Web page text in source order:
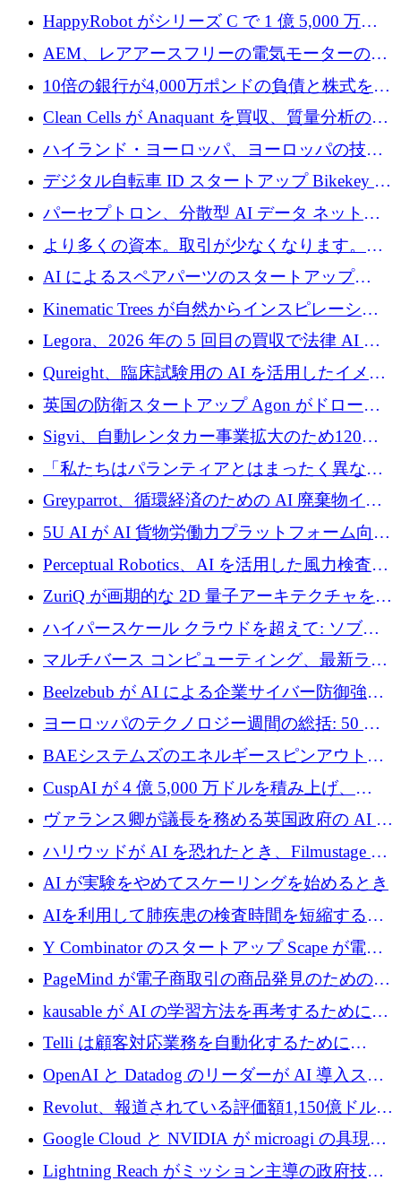
に 600 万ユーロを調達
HappyRobot がシリーズ C で 1 億 5,000 万ド
ルを獲得し、企業運営向けにエージェント AI
を拡張
AEM、レアアースフリーの電気モーターの革
新を加速するために1,600万ポンドを確保
10倍の銀行が4,000万ポンドの負債と株式を調
達
Clean Cells が Anaquant を買収、質量分析の専
門知識によるバイオ医薬品の品質管理を拡大
ハイランド・ヨーロッパ、ヨーロッパの技術
規模拡大を支援するために11億ユーロのファ
ンドVIを閉鎖
デジタル自転車 ID スタートアップ Bikekey が
TÖNNJES への投資を確保
パーセプトロン、分散型 AI データ ネットワ
ークの構築に 650 万ドルを調達
より多くの資本。取引が少なくなります。
2026 年上半期がヨーロッパのテクノロジーに
ついて語ること
AI によるスペアパーツのスタートアップ
Intropy が 1,100 万ドルを調達
Kinematic Trees が自然からインスピレーショ
ンを得たロボット ソフトウェアを拡張するた
めに 58 万 5,000 ポンドを調達
Legora、2026 年の 5 回目の買収で法律 AI ス
タートアップ Wexler を買収
Qureight、臨床試験用の AI を活用したイメー
ジング プラットフォームを拡張するためにシ
リーズ B で 2,000 万ドルを確保
英国の防衛スタートアップ Agon がドローン
攻撃に対抗する仮想戦場を構築、3,000 万ドル
を調達
Sigvi、自動レンタカー事業拡大のため120万
ユーロを調達
「私たちはパランティアとはまったく異なる
会社です」とフランス人の「控えめな」後任
者は言う
Greyparrot、循環経済のための AI 廃棄物イン
テリジェンスを拡張するためにシリーズ B で
2,700 万ドルを確保
5U AI が AI 貨物労働力プラットフォーム向け
に 320 万ドルのプレシードを獲得
Perceptual Robotics、AI を活用した風力検査の
規模拡大に向けて 400 万ポンド以上を確保
ZuriQ が画期的な 2D 量子アーキテクチャを拡
張するために 2,550 万ドルを調達
ハイパースケール クラウドを超えて: ソブリ
ン コンピューティングに対する DFINITY の
ビジョン
マルチバース コンピューティング、最新ラウ
ンドで最大 5 億 7,000 万ドルを目標
Beelzebub が AI による企業サイバー防御強化
のために 300 万ユーロを調達
ヨーロッパのテクノロジー週間の総括: 50 以
上の取引に 10 億ユーロ以上を投資
BAEシステムズのエネルギースピンアウト原
子力タービンが1500万ポンドの資金調達でス
テルスから浮上
CuspAI が 4 億 5,000 万ドルを積み上げ、
Resist.UA が 5,000 万ユーロの基金を立ち上
げ、DSIT が廃止される
ヴァランス卿が議長を務める英国政府の AI タ
スクフォースが発足
ハリウッドが AI を恐れたとき、Filmustage は
代わりにプリプロダクションに賭けました
AI が実験をやめてスケーリングを始めるとき
AIを利用して肺疾患の検査時間を短縮する英
国のヘルステック挑戦者が1900万ドルを獲得
Y Combinator のスタートアップ Scape が電子
メールを再考するために 320 万ドルを調達し
てステルスから浮上
PageMind が電子商取引の商品発見のための
AI を拡張するために 120 万ユーロを調達
kausable が AI の学習方法を再考するために
1,200 万ユーロを調達
Telli は顧客対応業務を自動化するために
1,500 万ドルのシードを確保
OpenAI と Datadog のリーダーが AI 導入スタ
ートアップ Arrakis を支援
Revolut、報道されている評価額1,150億ドルで
の新たな二次株式売却を確認
Google Cloud と NVIDIA が microagi の具現化
された AI の野望を推進
Lightning Reach がミッション主導の政府技術